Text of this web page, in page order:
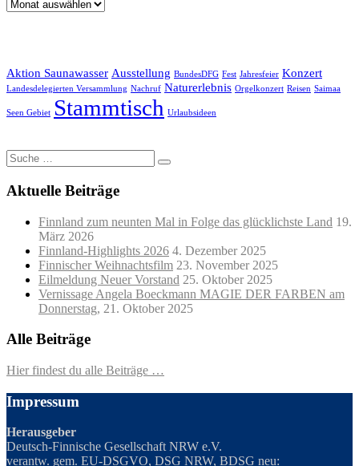
Archive
Aktion Saunawasser Ausstellung BundesDFG Fest Jahresfeier Konzert
Landesdelegierten Versammlung Nachruf Naturerlebnis Orgelkonzert Reisen Saimaa
Seen Gebiet Stammtisch Urlaubsideen
Suche
nach:
Aktuelle Beiträge
Finnland zum neunten Mal in Folge das glücklichste Land 19.
März 2026
Finnland-Highlights 2026 4. Dezember 2025
Finnischer Weihnachtsfilm 23. November 2025
Eilmeldung Neuer Vorstand 25. Oktober 2025
Vernissage Angela Boeckmann MAGIE DER FARBEN am
Donnerstag, 21. Oktober 2025
Alle Beiträge
Hier findest du alle Beiträge …
Impressum
Herausgeber
Deutsch-Finnische Gesellschaft NRW e.V.
verantw. gem. EU-DSGVO, DSG NRW, BDSG neu: